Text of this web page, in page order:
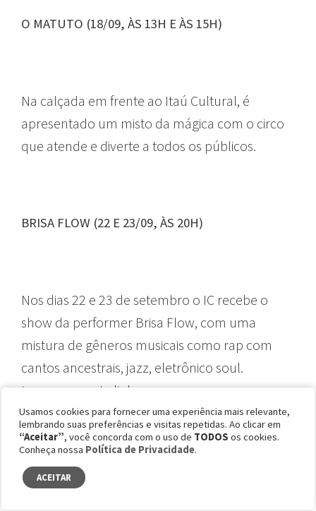
O MATUTO (18/09, ÀS 13H E ÀS 15H)
Na calçada em frente ao Itaú Cultural, é
apresentado um misto da mágica com o circo
que atende e diverte a todos os públicos.
BRISA FLOW (22 E 23/09, ÀS 20H)
Nos dias 22 e 23 de setembro o IC recebe o
show da performer Brisa Flow, com uma
mistura de gêneros musicais como rap com
cantos ancestrais, jazz, eletrônico soul.
Ingressosneste link.
Usamos cookies para fornecer uma experiência mais relevante,
lembrando suas preferências e visitas repetidas. Ao clicar em
“Aceitar”, você concorda com o uso de TODOS os cookies.
Conheça nossa Política de Privacidade.
ACEITAR